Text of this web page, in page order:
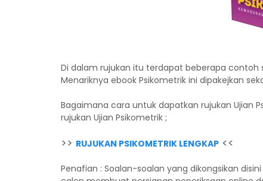
Di dalam rujukan itu terdapat beberapa contoh
Menariknya ebook Psikometrik ini dipakejkan
Bagaimana cara untuk dapatkan rujukan Ujian
rujukan Ujian Psikometrik ;
>> RUJUKAN PSIKOMETRIK LENGKAP <<
Penafian : Soalan-soalan yang dikongsikan